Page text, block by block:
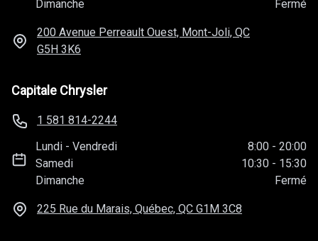
Dimanche
Fermé
200 Avenue Perreault Ouest, Mont-Joli, QC
G5H 3K6
Capitale Chrysler
1 581 814-2244
Lundi -Vendredi 8:00 - 20:00
Samedi
10:30 - 15:30
Dimanche
Fermé
225 Rue du Marais, Québec, QC G1M 3C8